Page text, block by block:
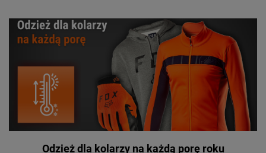
Odzież dla kolarzy na każdą porę roku